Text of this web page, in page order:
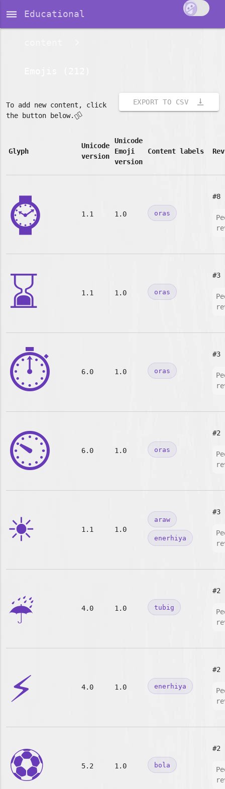
dehaze Educational
EXPORT TO CSV vertical_align_bottom
To add new content, click
the button below.👇🏽
Glyph
Unicode
version
Unicode
Emoji
version
Content labels
⌚ 1.1 1.0 oras
#8
⌛ 1.1 1.0 oras
#3
⏱️ 6.0 1.0 oras
#3
⏲️ 6.0 1.0 oras
#2
☀️ 1.1 1.0
araw
enerhiya
#3
☔ 4.0 1.0 tubig
#2
⚡ 4.0 1.0 enerhiya
#2
⚽ 5.2 1.0 bola
#2